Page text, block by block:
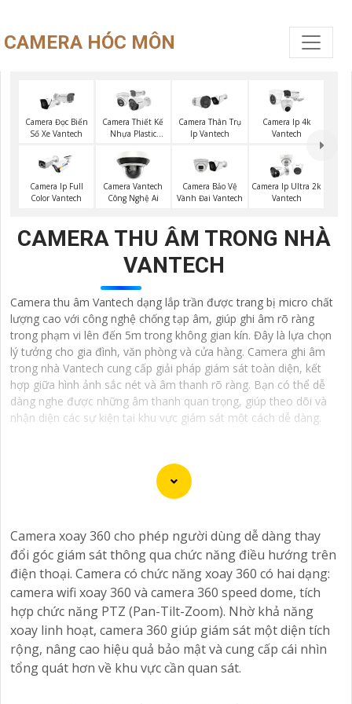
CAMERA HÓC MÔN
Camera Đọc Biển
Số Xe Vantech
Camera Thiết Kế
Nhựa Plastic
Camera Thân Trụ
Ip Vantech
Camera Ip 4k
Vantech
Camera Ip Full
Color Vantech
Camera Vantech
Công Nghệ Ai
Camera Bảo Vệ
Vành Đai Vantech
Camera Ip Ultra 2k
Vantech
CAMERA THU ÂM TRONG NHÀ
VANTECH
Camera thu âm Vantech dạng lắp trần được trang bị micro chất
lượng cao với công nghệ chống tạp âm, giúp ghi âm rõ ràng
trong phạm vi lên đến 5m trong không gian kín. Đây là lựa chọn
lý tưởng cho gia đình, văn phòng và cửa hàng. Camera ghi âm
trong nhà Vantech cung cấp giải pháp giám sát toàn diện, kết
hợp giữa hình ảnh sắc nét và âm thanh rõ ràng. Bạn có thể dễ
dàng nghe được những âm thanh quan trọng, giúp theo dõi và
nhận diện các sự kiện tại khu vực giám sát một cách dễ dàng.
Camera Vantech là một thương hiệu camera an ninh
nghệ hiện đại và chất lượng cao để khẳng định an ninh
và giám sát tốt cho ngôi nhà, cửa hàng, văn phòng
hoặc doanh nghiệp của bạn.
Vantech Việt Nam cung cấp các dòng sản phẩm camera
giám sát chất lượng cao như camera IP, camera HD-
TVI, camera AHD, camera wifi, camera thông minh, và
nhiều hơn nữa. Các sản phẩm của Vantech được sản
xuất theo tiêu chuẩn chất lượng cao, đáng tin cậy và dễ
Camera xoay 360 cho phép người dùng dễ dàng thay
đổi góc giám sát thông qua chức năng điều hướng trên
điện thoại. Camera có chức năng xoay 360 có hai dạng:
camera wifi xoay 360 và camera 360 speed dome, tích
hợp chức năng PTZ (Pan-Tilt-Zoom). Nhờ khả năng
xoay linh hoạt, camera 360 giúp giám sát một diện tích
rộng, nâng cao hiệu quả bảo mật và cung cấp cái nhìn
tổng quát hơn về khu vực cần quan sát.